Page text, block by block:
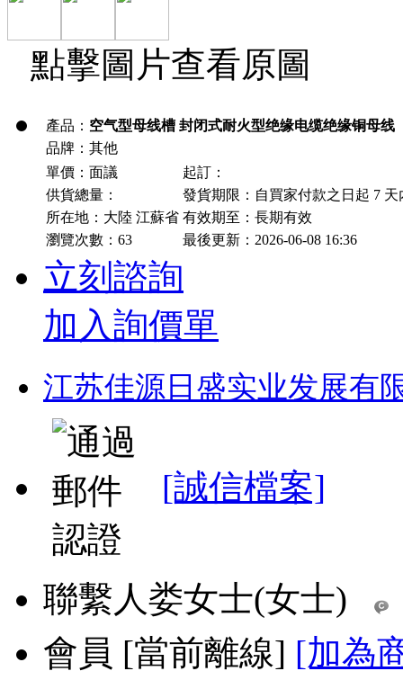
點擊圖片查看原圖
產品： 空气型母线槽 封闭式耐火型绝缘电缆绝缘铜母线
品牌：其他
單價：面議
起訂：
供貨總量：
發貨期限：自買家付款之日起 7 天
所在地：大陸 江蘇省 有效期至：長期有效
瀏覽次數： 63 最後更新：2026-06-08 16:36
立刻諮詢
加入詢價單
江苏佳源日盛实业发展有
[誠信檔案]
聯繫人娄女士(女士)
會員 [當前離線] [加為